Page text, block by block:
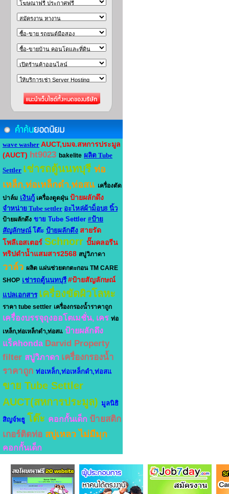
wave washer AUCT,บมจ.สหการประมูล
(AUCT) ht9023 bakelite ผลิต Tube
Settler เช่ารถตู้นนทบุรี ท่อ
เหล็ก,ท่อเหล็กดำ,ท่อสแ เครื่องตัด
ปาล์ม เงินกู้ เครื่องดูดฝุ่น ป้ายผลักดึง
จำหน่าย Tube settler อะไหล่ผ้าม็อบ8 นิ้ว
ป้ายผลักดึง ขาย Tube Settler #ป้าย
สัญลักษณ์ โต๊ะ ป้ายผลักดึง สายรัด
โพลีเอสเตอร์ Schnorr ปั๊มคลอรีน
ทริปดำน้ำแสมสาร2568 สบู่วิภาดา
วาล์ว ผลิต แผ่นช่วยตกตะกอน TM CARE
SHOP เช่ารถตู้นนทบุรี #ป้ายสัญลักษณ์
แปลเอกสาร เครื่องขัดผิวโลหะ
ราคา tube settler เครื่องกรองน้ำราคาถูก
เครื่องบรรจุถุงออโตเมชั่น, เคร ท่อ
เหล็ก,ท่อเหล็กดำ,ท่อสแ ป้ายผลักดึง
แร็คhonda Darvid Property
filter สบู่วิภาดา เครื่องกรองน้ำ
ราคาถูก ท่อเหล็ก,ท่อเหล็กดำ,ท่อสแ
ขาย Tube Settler
AUCT(สหการประมูล) มูลนิธิ
สิญจ์พธู โต๊ะ คอกกั้นเด็ก ป้ายสติก
เกอร์ติดท่อ สบู่เหลว ไม่มีมุก
คอกกั้นเด็ก